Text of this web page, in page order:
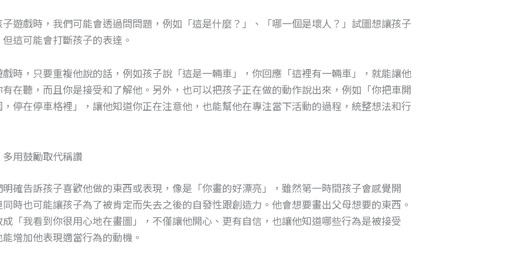
子遊戲時，我們可能會透過問問題，例如「這是什麼？」、「哪一個是壞人？」試圖想讓孩子
這可能會打斷孩子的表達。
時，只要重複他說的話，例如孩子說「這是一輛車」，你回應「這裡有一輛車」，就能讓他
在聽，而且你是接受和了解他。另外，也可以把孩子正在做的動作說出來，例如「你把車開
，停在停車格裡」，讓他知道你正在注意他，也能幫他在專注當下活動的過程，統整想法和行
多用鼓勵取代稱讚
明確告訴孩子喜歡他做的東西或表現，像是「你畫的好漂亮」，雖然第一時間孩子會感覺開
同時也可能讓孩子為了被肯定而失去之後的自發性跟創造力。他會想要畫出父母想要的東西。
成「我看到你很用心地在畫圖」，不僅讓他開心、更有自信，也讓他知道哪些行為是被接受
增加他表現適當行為的動機。